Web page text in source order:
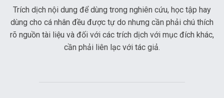
Trích dịch nội dung để dùng trong nghiên cứu, học tập hay
dùng cho cá nhân đều được tự do nhưng cần phải chú thích
rõ nguồn tài liệu và đối với các trích dịch với mục đích khác,
cần phải liên lạc với tác giả.